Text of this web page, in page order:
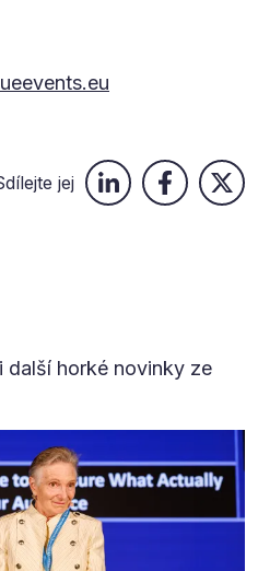
jej
další horké novinky ze